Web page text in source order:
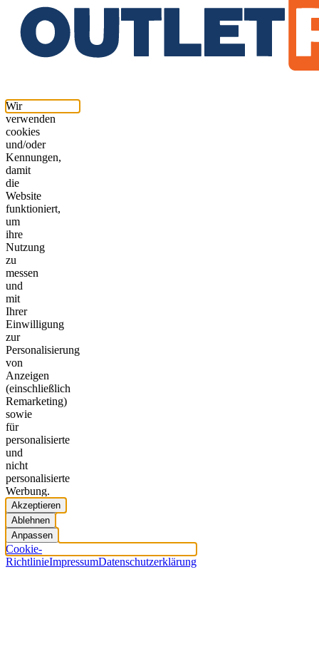
Wir
verwenden
cookies
und/oder
Kennungen,
damit
die
Website
funktioniert,
um
ihre
Nutzung
zu
messen
und
mit
Ihrer
Einwilligung
zur
Personalisierung
von
Anzeigen
(einschließlich
Remarketing)
sowie
für
personalisierte
und
nicht
personalisierte
Werbung.
Akzeptieren
Ablehnen
Anpassen
Cookie-
RichtlinieImpressumDatenschutzerklärung